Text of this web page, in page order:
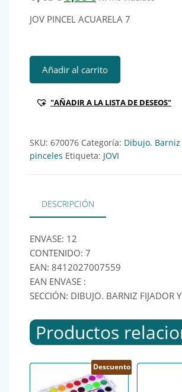
JOV PINCEL ACUARELA 7
JOV PINCEL ACUARELA 7 Ref:670076
Añadir al carrito
"AÑADIR A LA LISTA DE DESEOS"
SKU: 670076 Categoría: Dibujo.
pinceles Etiqueta: JOVI
DESCRIPCIÓN
ENVASE: 12
CONTENIDO: 7
EAN: 8412027007559
EAN ENVASE :
SECCIÓN: DIBUJO. BARNIZ FIJADOR
Productos
Descuento